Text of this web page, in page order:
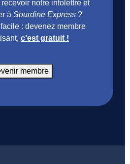
notre infolettre et
à Sourdine Express ?
: devenez membre
c’est gratuit !
membre